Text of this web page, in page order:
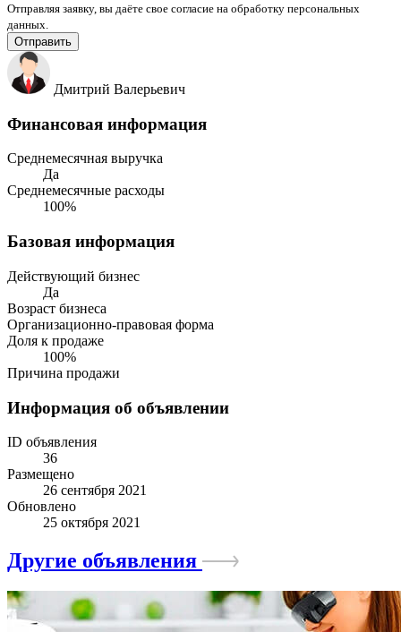
Отправляя заявку, вы даёте свое согласие на обработку персональных
данных.
Отправить
Дмитрий Валерьевич
Финансовая информация
Среднемесячная выручка
Да
Среднемесячные расходы
100%
Базовая информация
Действующий бизнес
Да
Возраст бизнеса
Организационно-правовая форма
Доля к продаже
100%
Причина продажи
Информация об объявлении
ID объявления
36
Размещено
26 сентября 2021
Обновлено
25 октября 2021
Другие объявления